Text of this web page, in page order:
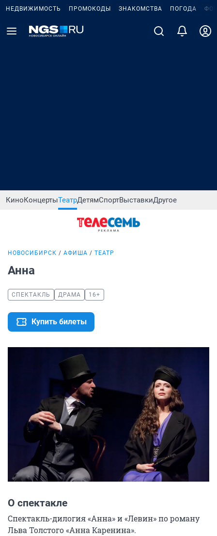
НЕДВИЖИМОСТЬ ПРОМОКОДЫ ЗНАКОМСТВА ПОГОДА
КиноКонцертыТеатрДетямСпортВыставкиДругое
НОВОСИБИРСК АФИША ТЕАТР
Анна
СПЕКТАКЛЬ ДРАМА 16+
Купить билеты
О спектакле
Спектакль-дилогия «Анна» и «Левин» по роману
Льва Толстого «Анна Каренина».